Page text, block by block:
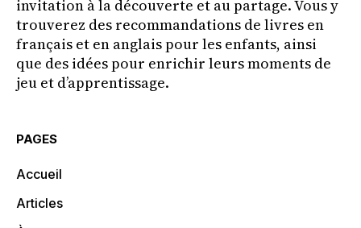
invitation à la découverte et au partage. Vous y
trouverez des recommandations de livres en
français et en anglais pour les enfants, ainsi
que des idées pour enrichir leurs moments de
jeu et d’apprentissage.
PAGES
Accueil
Articles